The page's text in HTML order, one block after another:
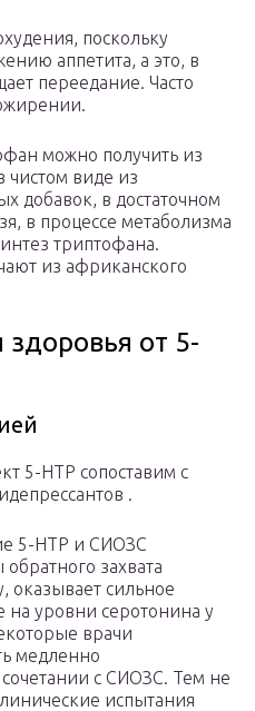
поскольку
аппетита, а это, в
переедание. Часто
можно получить из
чистом виде из
добавок, в достаточном
в процессе метаболизма
триптофана.
из африканского
здоровья от 5-
5-HTP сопоставим с
.
5-HTP и СИОЗС
захвата
оказывает сильное
на уровни серотонина у
врачи
медленно
с СИОЗС. Тем не
испытания